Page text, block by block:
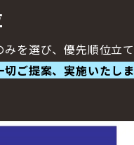
を選び、優先順位立て
ご提案、実施いたしま